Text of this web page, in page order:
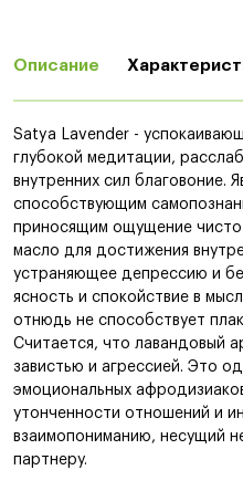
Описание
Satya Lavender -
глубокой медитации,
внутренних сил благовоние.
способствующим
приносящим ощущение
масло для достижения
устраняющее депрессию и
ясность и спокойствие в
отнюдь не способствует
Считается, что лавандовый
завистью и агрессией. Это
эмоциональных
утонченности отношений и
взаимопониманию, несущий
партнеру.